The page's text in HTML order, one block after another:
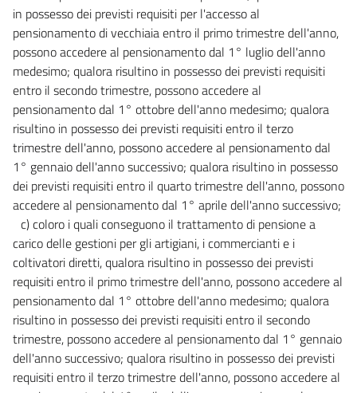
in possesso dei previsti requisiti per l'accesso al
pensionamento di vecchiaia entro il primo trimestre dell'anno,
possono accedere al pensionamento dal 1° luglio dell'anno
medesimo; qualora risultino in possesso dei previsti requisiti
entro il secondo trimestre, possono accedere al
pensionamento dal 1° ottobre dell'anno medesimo; qualora
risultino in possesso dei previsti requisiti entro il terzo
trimestre dell'anno, possono accedere al pensionamento dal
1° gennaio dell'anno successivo; qualora risultino in possesso
dei previsti requisiti entro il quarto trimestre dell'anno, possono
accedere al pensionamento dal 1° aprile dell'anno successivo;
c) coloro i quali conseguono il trattamento di pensione a
carico delle gestioni per gli artigiani, i commercianti e i
coltivatori diretti, qualora risultino in possesso dei previsti
requisiti entro il primo trimestre dell'anno, possono accedere al
pensionamento dal 1° ottobre dell'anno medesimo; qualora
risultino in possesso dei previsti requisiti entro il secondo
trimestre, possono accedere al pensionamento dal 1° gennaio
dell'anno successivo; qualora risultino in possesso dei previsti
requisiti entro il terzo trimestre dell'anno, possono accedere al